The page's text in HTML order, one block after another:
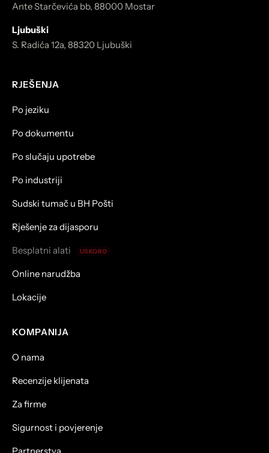
Ante Starčevića bb, 88000 Mostar
Ljubuški
S. Radića 12a, 88320 Ljubuški
RJEŠENJA
Po jeziku
Po dokumentu
Po slučaju upotrebe
Po industriji
Sudski tumač u BH Pošti
Rješenje za dijasporu
Besplatni alati USKORO
Online narudžba
Lokacije
KOMPANIJA
O nama
Recenzije klijenata
Za firme
Sigurnost i povjerenje